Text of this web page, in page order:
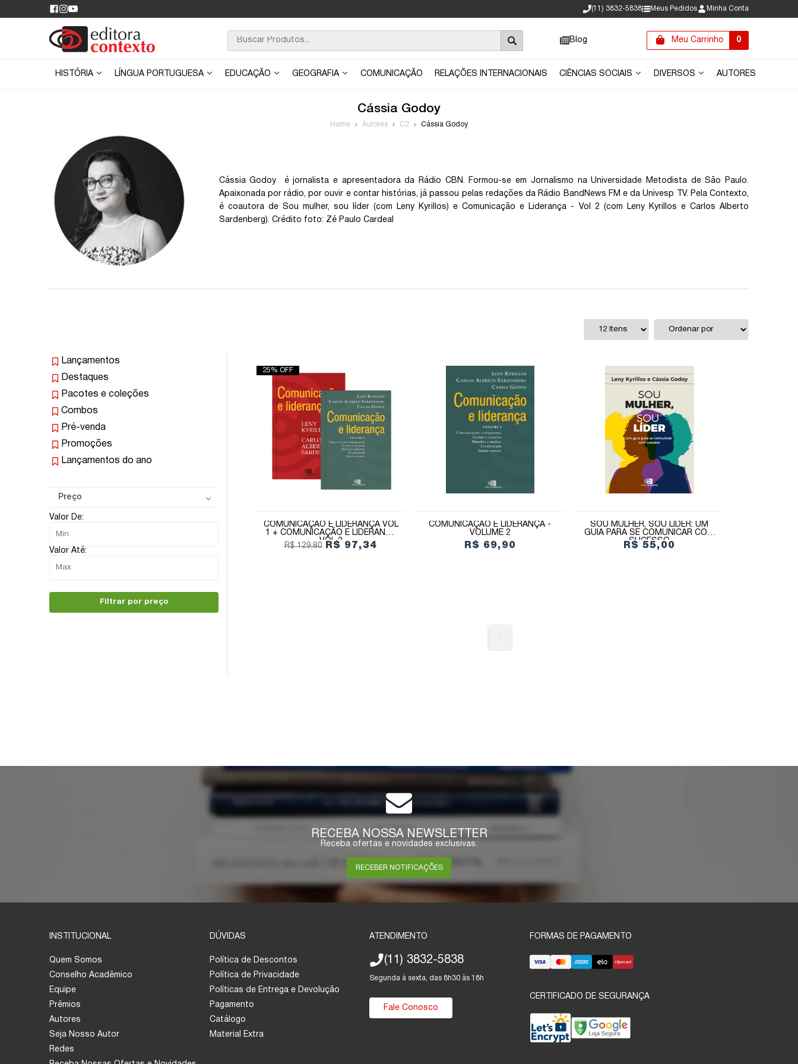
(11) 3832-5838 Meus Pedidos Minha Conta
Blog Meu Carrinho 0
HISTÓRIA LÍNGUA PORTUGUESA EDUCAÇÃO GEOGRAFIA COMUNICAÇÃO RELAÇÕES INTERNACIONAIS CIÊNCIAS SOCIAIS DIVERSOS AUTORES
Cássia Godoy
Home Autores C2 Cássia Godoy
Cássia Godoy é jornalista e apresentadora da Rádio CBN. Formou-se em Jornalismo na Universidade Metodista de São Paulo.
Apaixonada por rádio, por ouvir e contar histórias, já passou pelas redações da Rádio BandNews FM e da Univesp TV. Pela Contexto,
é coautora de Sou mulher, sou líder (com Leny Kyrillos) e Comunicação e Liderança - Vol 2 (com Leny Kyrillos e Carlos Alberto
Sardenberg). Crédito foto: Zé Paulo Cardeal
Lançamentos
Destaques
Pacotes e coleções
Combos
Pré-venda
Promoções
Lançamentos do ano
Preço
Valor De:
Valor Até:
Filtrar por preço
25% OFF
COMUNICAÇÃO E LIDERANÇA VOL
1 + COMUNICAÇÃO E LIDERANÇA
VOL 2
R$ 129,80 R$ 97,34
COMUNICAÇÃO E LIDERANÇA -
VOLUME 2
R$ 69,90
SOU MULHER, SOU LÍDER: UM
GUIA PARA SE COMUNICAR COM
SUCESSO
R$ 55,00
RECEBA NOSSA NEWSLETTER
Receba ofertas e novidades exclusivas.
RECEBER NOTIFICAÇÕES
INSTITUCIONAL
Quem Somos
Conselho Acadêmico
Equipe
Prêmios
Autores
Seja Nosso Autor
Redes
DÚVIDAS
Política de Descontos
Política de Privacidade
Políticas de Entrega e Devolução
Pagamento
Catálogo
Material Extra
ATENDIMENTO
(11) 3832-5838
Segunda à sexta, das 8h30 às 18h
Fale Conosco
FORMAS DE PAGAMENTO
CERTIFICADO DE SEGURANÇA